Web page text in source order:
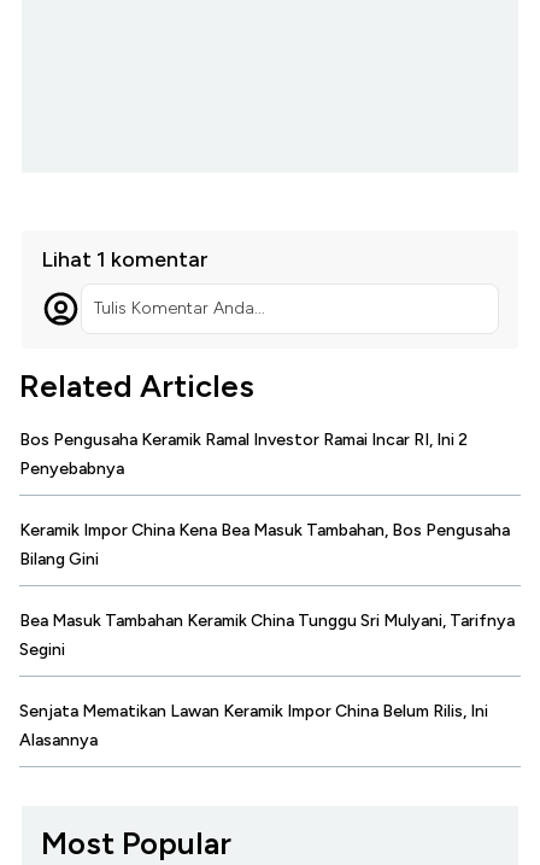
Lihat 1 komentar
Tulis Komentar Anda...
Related Articles
Bos Pengusaha Keramik Ramal Investor Ramai Incar RI, Ini 2
Penyebabnya
Keramik Impor China Kena Bea Masuk Tambahan, Bos Pengusaha
Bilang Gini
Bea Masuk Tambahan Keramik China Tunggu Sri Mulyani, Tarifnya
Segini
Senjata Mematikan Lawan Keramik Impor China Belum Rilis, Ini
Alasannya
Most Popular